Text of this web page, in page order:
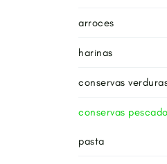
arroces
harinas
conservas
conservas pescado
pasta